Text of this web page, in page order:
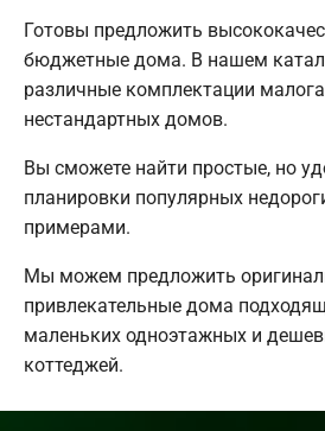
Готовы предложить
бюджетные дома. В нашем
различные комплектации
нестандартных домов.
Вы сможете найти простые, но
планировки популярных
примерами.
Мы можем предложить
привлекательные дома
маленьких одноэтажных и
коттеджей.